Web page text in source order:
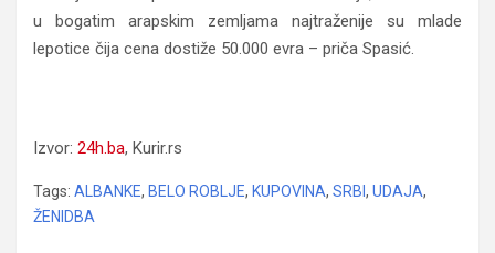
u bogatim arapskim zemljama najtraženije su mlade
lepotice čija cena dostiže 50.000 evra – priča Spasić.
Izvor: 24h.ba, Kurir.rs
Tags: ALBANKE, BELO ROBLJE, KUPOVINA, SRBI , UDAJA,
ŽENIDBA